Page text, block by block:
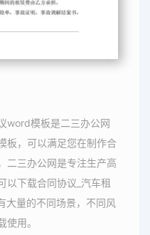
word模板是二三办公网
板，可以满足您在制作合
二三办公网是专注生产高
以下载合同协议_汽车租
大量的不同场景，不同风
用。